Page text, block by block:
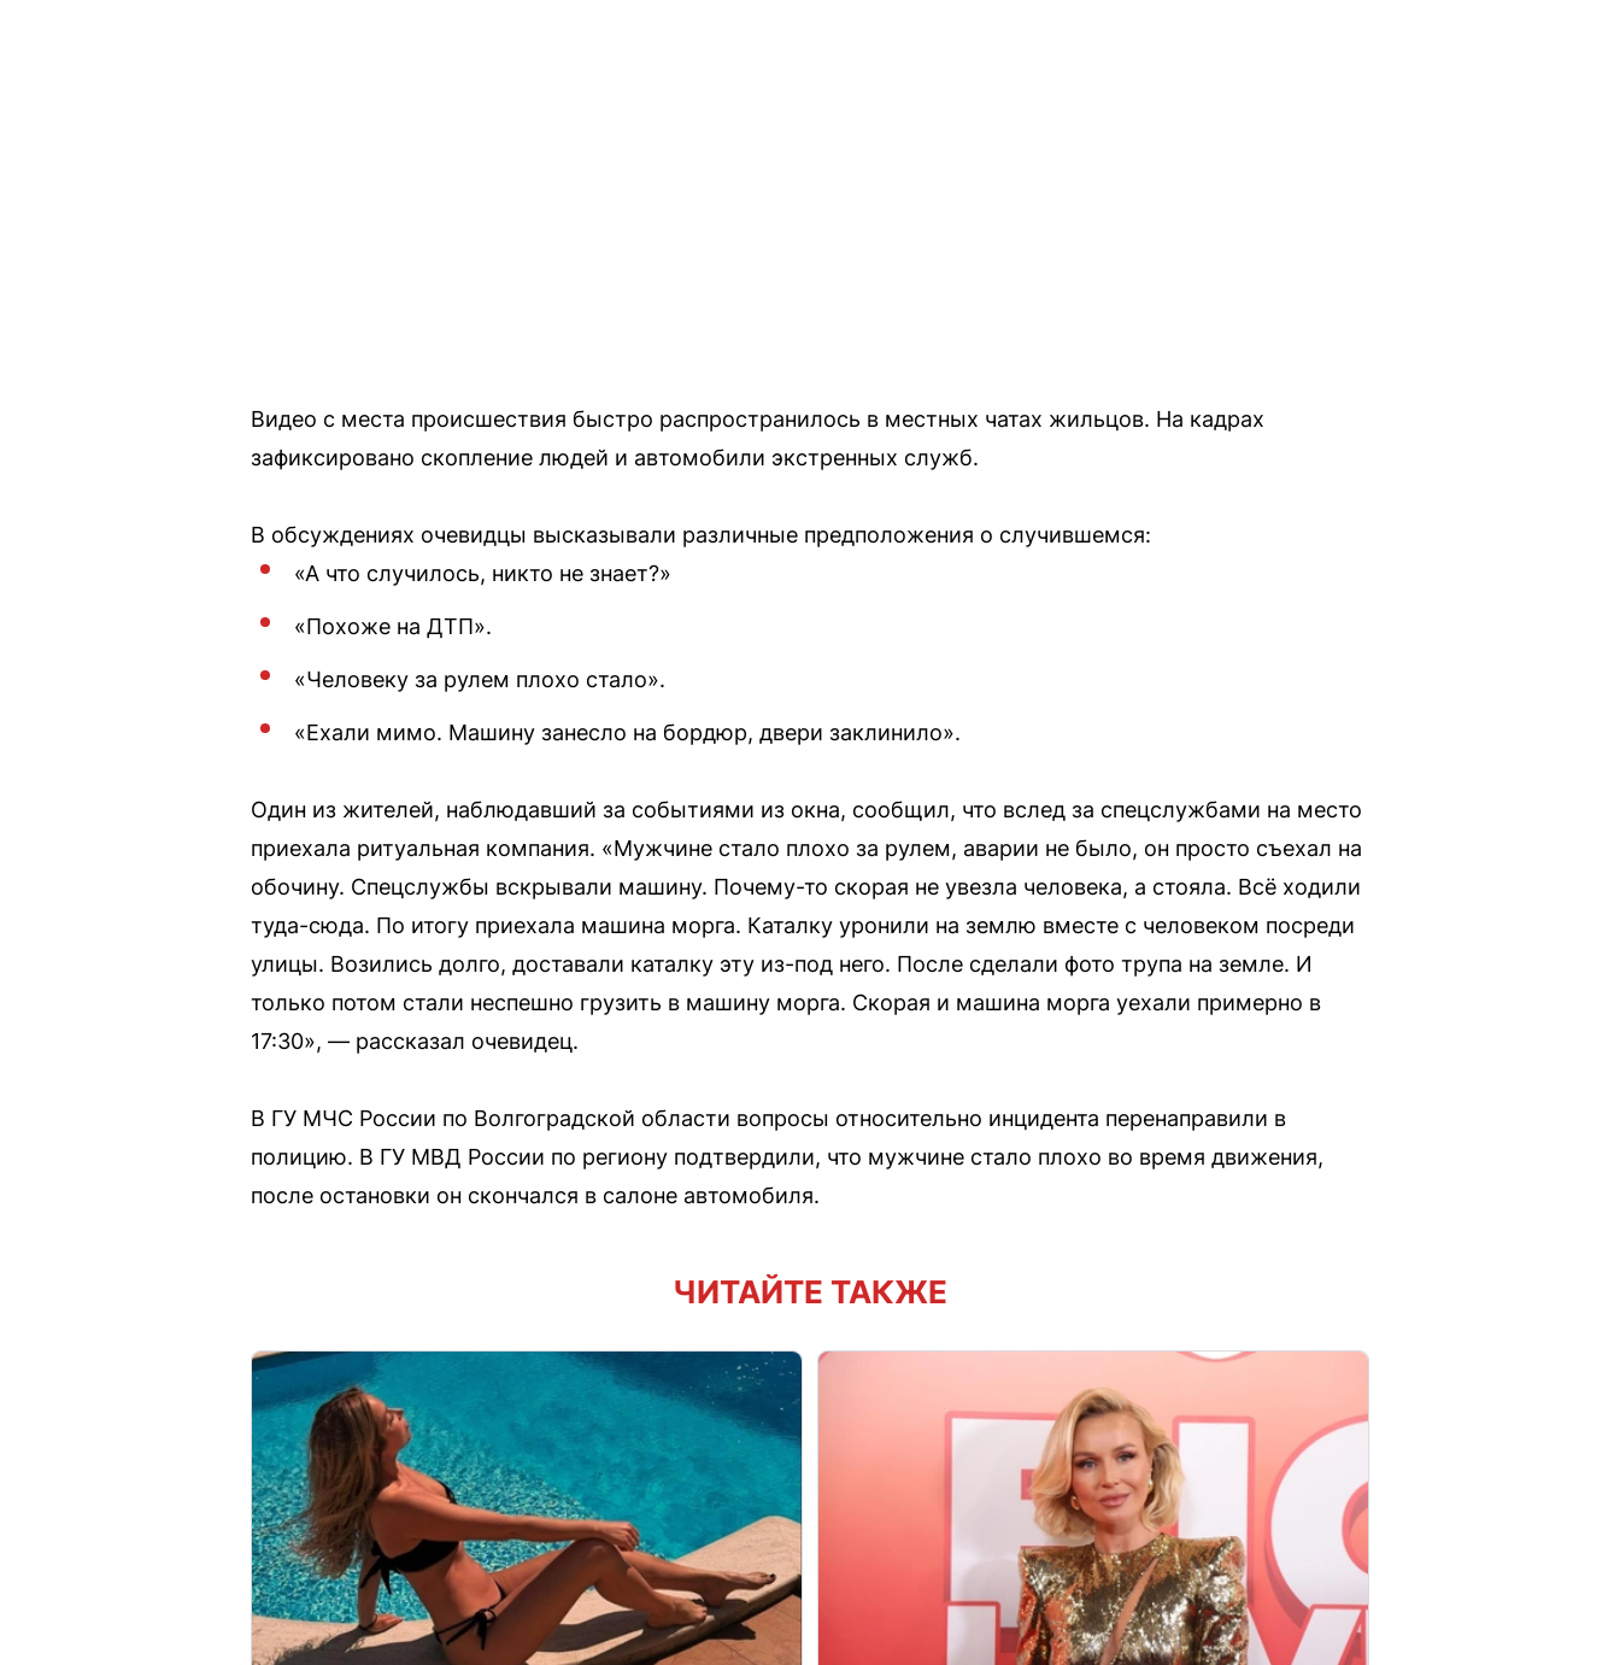
Видео с места происшествия быстро распространилось в местных чатах жильцов. На кадрах
зафиксировано скопление людей и автомобили экстренных служб.
В обсуждениях очевидцы высказывали различные предположения о случившемся:
«А что случилось, никто не знает?»
«Похоже на ДТП».
«Человеку за рулем плохо стало».
«Ехали мимо. Машину занесло на бордюр, двери заклинило».
Один из жителей, наблюдавший за событиями из окна, сообщил, что вслед за спецслужбами на место
приехала ритуальная компания. «Мужчине стало плохо за рулем, аварии не было, он просто съехал на
обочину. Спецслужбы вскрывали машину. Почему-то скорая не увезла человека, а стояла. Всё ходили
туда-сюда. По итогу приехала машина морга. Каталку уронили на землю вместе с человеком посреди
улицы. Возились долго, доставали каталку эту из-под него. После сделали фото трупа на земле. И
только потом стали неспешно грузить в машину морга. Скорая и машина морга уехали примерно в
17:30», — рассказал очевидец.
В ГУ МЧС России по Волгоградской области вопросы относительно инцидента перенаправили в
полицию. В ГУ МВД России по региону подтвердили, что мужчине стало плохо во время движения,
после остановки он скончался в салоне автомобиля.
ЧИТАЙТЕ ТАКЖЕ